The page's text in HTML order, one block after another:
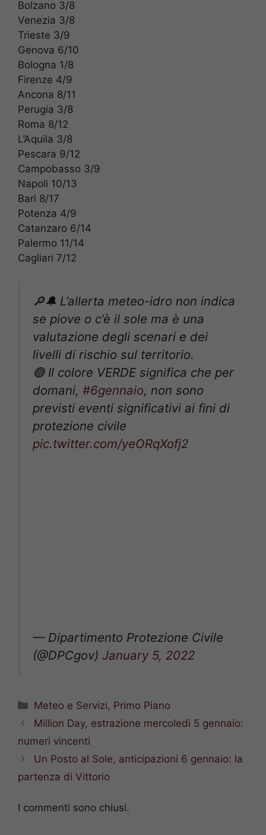
Bolzano 3/8
Venezia 3/8
Trieste 3/9
Genova 6/10
Bologna 1/8
Firenze 4/9
Ancona 8/11
Perugia 3/8
Roma 8/12
L’Aquila 3/8
Pescara 9/12
Campobasso 3/9
Napoli 10/13
Bari 8/17
Potenza 4/9
Catanzaro 6/14
Palermo 11/14
Cagliari 7/12
🔎🔔 L’allerta meteo-idro non indica
se piove o c’è il sole ma è una
valutazione degli scenari e dei
livelli di rischio sul territorio.
🟢 Il colore VERDE significa che per
domani, #6gennaio, non sono
previsti eventi significativi ai fini di
protezione civile
pic.twitter.com/yeORqXofj2
— Dipartimento Protezione Civile
(@DPCgov) January 5, 2022
Categorie
Meteo e Servizi, Primo Piano
Million Day, estrazione mercoledì 5 gennaio:
numeri vincenti
Un Posto al Sole, anticipazioni 6 gennaio: la
partenza di Vittorio
I commenti sono chiusi.